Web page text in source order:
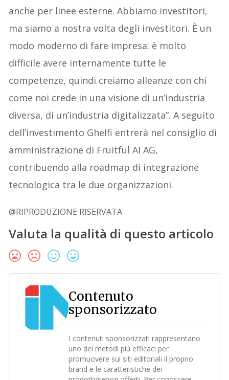
anche per linee esterne. Abbiamo investitori,
ma siamo a nostra volta degli investitori. È un
modo moderno di fare impresa: è molto
difficile avere internamente tutte le
competenze, quindi creiamo alleanze con chi
come noi crede in una visione di un’industria
diversa, di un’industria digitalizzata”. A seguito
dell’investimento Ghelfi entrerà nel consiglio di
amministrazione di Fruitful AI AG,
contribuendo alla roadmap di integrazione
tecnologica tra le due organizzazioni.
@RIPRODUZIONE RISERVATA
Valuta la qualità di questo articolo
Contenuto
sponsorizzato
I contenuti sponsorizzati rappresentano
uno dei metodi più efficaci per
promuovere sui siti editoriali il proprio
brand e le caratteristiche dei